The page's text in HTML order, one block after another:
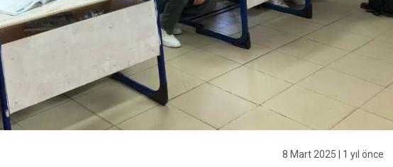
8 Mart 2025 | 1 yıl önce